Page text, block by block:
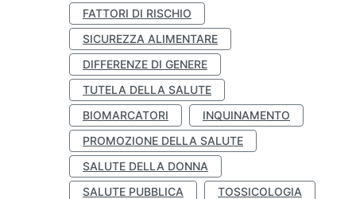
FATTORI DI RISCHIO
SICUREZZA ALIMENTARE
DIFFERENZE DI GENERE
TUTELA DELLA SALUTE
BIOMARCATORI
INQUINAMENTO
PROMOZIONE DELLA SALUTE
SALUTE DELLA DONNA
SALUTE PUBBLICA
TOSSICOLOGIA